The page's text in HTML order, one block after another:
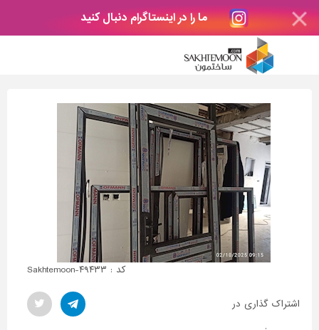
ما را در اینستاگرام دنبال کنید
کد : Sakhtemoon-۴۹۴۳۳
اشتراک گذاری در